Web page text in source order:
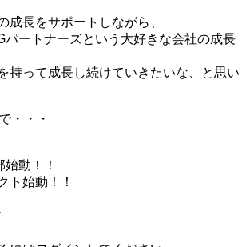
成長をサポートしながら、
パートナーズという大好きな会社の成長
持って成長し続けていきたいな、と思い
・・・
動！！
ト始動！！